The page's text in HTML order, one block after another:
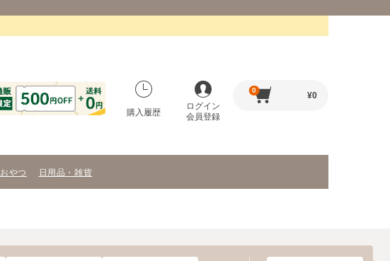
購入履歴
ログイン
会員登録
0
¥0
おやつ 日用品・雑貨